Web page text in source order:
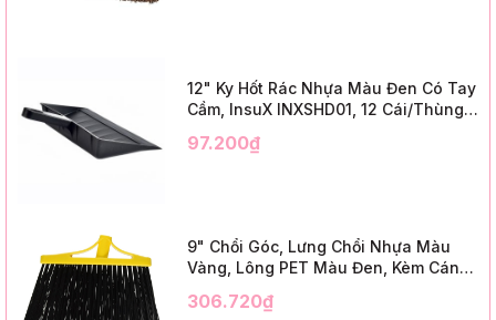
12" Ky Hốt Rác Nhựa Màu Đen Có Tay
Cầm, InsuX INXSHD01, 12 Cái/Thùng,
Black Plastic)
97.200₫
9" Chổi Góc, Lưng Chổi Nhựa Màu
Vàng, Lông PET Màu Đen, Kèm Cán
12 Bộ/Thùng (9" Angle Broom, Yellow
306.720₫